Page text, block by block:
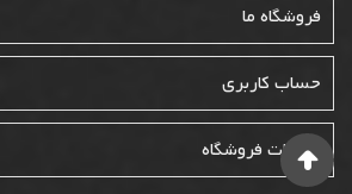
فروشگاه ما
حساب کاربری
اطلاعات فروشگاه